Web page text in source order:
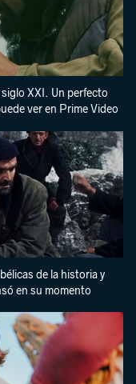
XXI. Un perfecto
ver en Prime Video
de la historia y
en su momento